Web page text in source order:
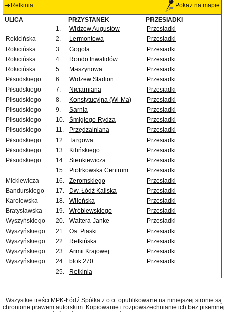
Retkinia Pokaż na mapie
ULICA PRZYSTANEK
PRZESIADKI
1.
Widzew Augustów
Przesiadki
Rokicińska
2. Lermontowa
Przesiadki
Rokicińska
3. Gogola
Przesiadki
Rokicińska
4. Rondo Inwalidów
Przesiadki
Rokicińska
5. Maszynowa
Przesiadki
Piłsudskiego
6. Widzew Stadion
Przesiadki
Piłsudskiego
7. Niciarniana
Przesiadki
Piłsudskiego
8. Konstytucyjna (Wi-Ma)
Przesiadki
Piłsudskiego
9. Sarnia
Przesiadki
Piłsudskiego
10. Śmigłego-Rydza
Przesiadki
Piłsudskiego
11. Przędzalniana
Przesiadki
Piłsudskiego
12. Targowa
Przesiadki
Piłsudskiego
13. Kilińskiego
Przesiadki
Piłsudskiego
14. Sienkiewicza
Przesiadki
15.
Piotrkowska Centrum
Przesiadki
Mickiewicza
16. Żeromskiego
Przesiadki
Bandurskiego
17. Dw. Łódź Kaliska
Przesiadki
Karolewska
18. Wileńska
Przesiadki
Bratysławska
19. Wróblewskiego
Przesiadki
Wyszyńskiego
20. Waltera-Janke
Przesiadki
Wyszyńskiego
21. Os. Piaski
Przesiadki
Wyszyńskiego
22. Retkińska
Przesiadki
Wyszyńskiego
23. Armii Krajowej
Przesiadki
Wyszyńskiego
24. blok 270
Przesiadki
25.
Retkinia
Wszystkie treści MPK-Łódź Spółka z o.o. opublikowane na niniejszej stronie są
chronione prawem autorskim. Kopiowanie i rozpowszechnianie ich bez pisemnej